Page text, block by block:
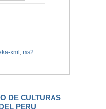
xml , rss2
DE CULTURAS
PERU